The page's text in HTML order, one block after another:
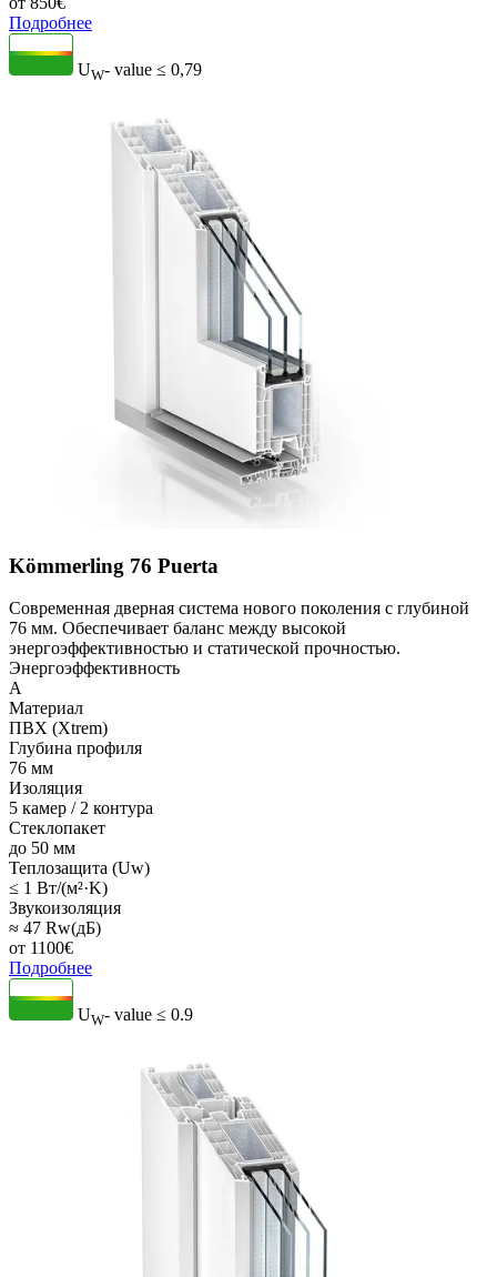
Подробнее
UW- value ≤ 0,79
Kömmerling 76 Puerta
Современная дверная система нового поколения с глубиной
76 мм. Обеспечивает баланс между высокой
энергоэффективностью и статической прочностью.
Энергоэффективность
A
Материал
ПВХ (Xtrem)
Глубина профиля
76 мм
Изоляция
5 камер / 2 контура
Стеклопакет
до 50 мм
Теплозащита (Uw)
≤ 1 Вт/(м²·K)
Звукоизоляция
≈ 47 Rw(дБ)
от 1100€
Подробнее
UW- value ≤ 0.9